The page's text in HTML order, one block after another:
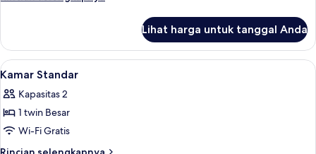
Kamar
Standar
Lihat harga untuk tanggal Anda
Lihat
semua
foto
untuk
Kamar
Standar
Meja kerja, Wi-Fi gratis, dan seprai
6
Kamar Standar
Kapasitas 2
1 twin Besar
Wi-Fi Gratis
Rincian